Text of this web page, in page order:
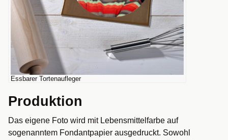
Essbarer Tortenaufleger
Produktion
Das eigene Foto wird mit Lebensmittelfarbe auf
sogenanntem Fondantpapier ausgedruckt. Sowohl